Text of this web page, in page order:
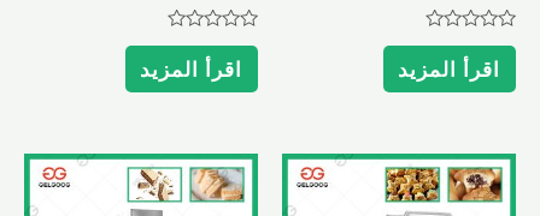
Rated
out
of
اقرأ المزيد
Rated
out
of
اقرأ المزيد